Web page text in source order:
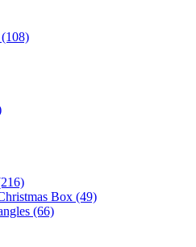
Box (49)
(66)